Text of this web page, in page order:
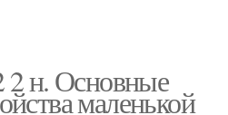
2 н. Основные
маленькой